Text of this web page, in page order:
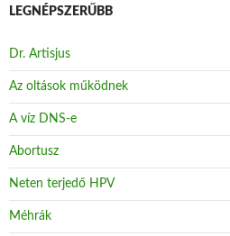
LEGNÉPSZERŰBB
Dr. Artisjus
Az oltások működnek
A víz DNS-e
Abortusz
Neten terjedő HPV
Méhrák